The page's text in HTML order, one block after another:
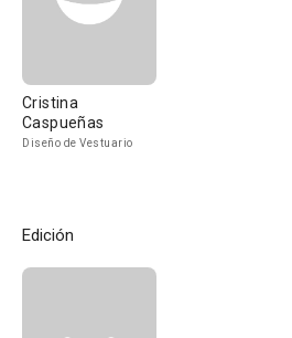
Cristina
Caspueñas
Diseño de Vestuario
Edición